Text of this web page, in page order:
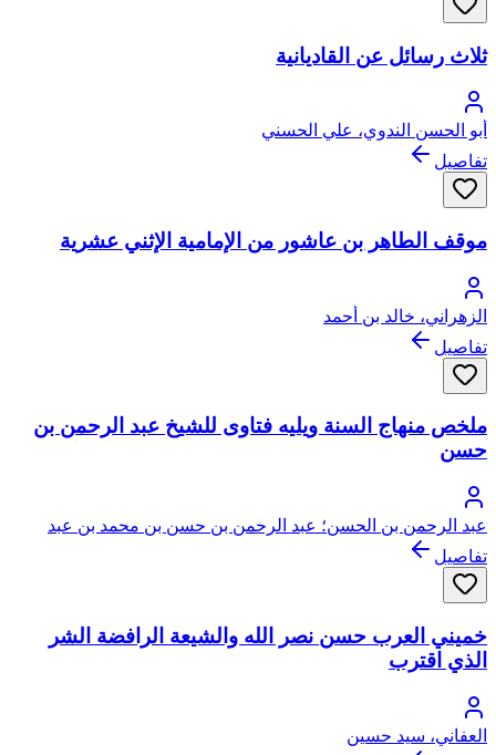
ثلاث رسائل عن القاديانية
أبو الحسن الندوي، علي الحسني
تفاصيل
موقف الطاهر بن عاشور من الإمامية الإثني عشرية
الزهراني، خالد بن أحمد
تفاصيل
ملخص منهاج السنة ويليه فتاوى للشيخ عبد الرحمن بن
حسن
عبد الرحمن بن الحسن؛ عبد الرحمن بن حسن بن محمد بن عبد
الوهاب
تفاصيل
خميني العرب حسن نصر الله والشيعة الرافضة الشر
الذي اقترب
العفاني، سيد حسين